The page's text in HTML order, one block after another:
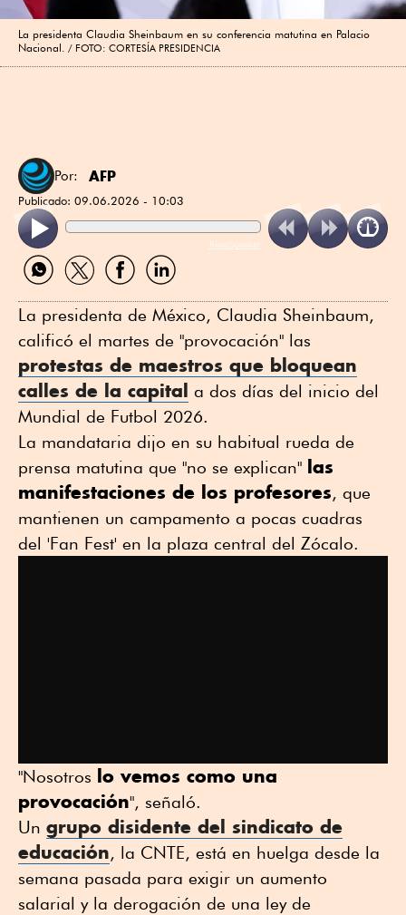
La presidenta Claudia Sheinbaum en su conferencia matutina en Palacio
Nacional.
FOTO: CORTESÍA PRESIDENCIA
Por: AFP
Publicado: 09.06.2026 - 10:03
ReadSpeaker
Compartir
por
Compartir
por
Compartir
por
Compartir
por
La presidenta de México, Claudia Sheinbaum,
calificó el martes de "provocación" las
protestas de maestros que bloquean
calles de la capital a dos días del inicio del
Mundial de Futbol 2026.
La mandataria dijo en su habitual rueda de
prensa matutina que "no se explican" las
manifestaciones de los profesores, que
mantienen un campamento a pocas cuadras
del 'Fan Fest' en la plaza central del Zócalo.
"Nosotros lo vemos como una
provocación", señaló.
Un grupo disidente del sindicato de
educación, la CNTE, está en huelga desde la
semana pasada para exigir un aumento
salarial y la derogación de una ley de